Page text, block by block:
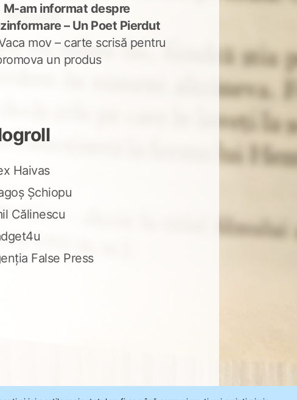
M-am informat despre
– Un Poet Pierdut
mov – carte scrisă pentru
un produs
Haivas
Șchiopu
Călinescu
False Press